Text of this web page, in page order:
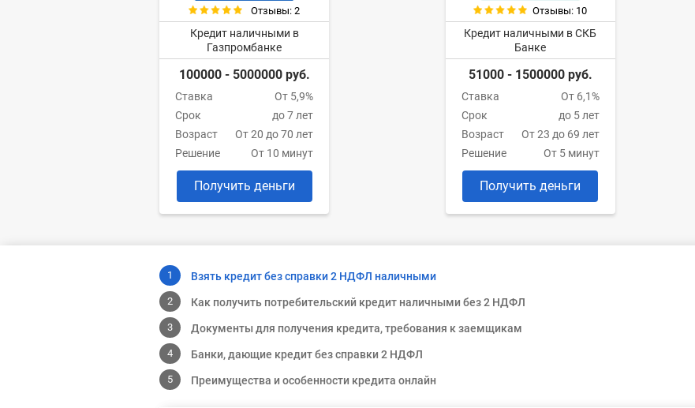
Отзывы: 2
Кредит наличными в
Газпромбанке
100000 - 5000000 руб.
Ставка
От 5,9%
Срок
до 7 лет
Возраст
От 20 до 70 лет
Решение
От 10 минут
Получить деньги
Отзывы: 10
Кредит наличными в СКБ
Банке
51000 - 1500000 руб.
Ставка
От 6,1%
Срок
до 5 лет
Возраст
От 23 до 69 лет
Решение
От 5 минут
Получить деньги
Взять кредит без справки 2 НДФЛ наличными
Как получить потребительский кредит наличными без 2 НДФЛ
Документы для получения кредита, требования к заемщикам
Банки, дающие кредит без справки 2 НДФЛ
Преимущества и особенности кредита онлайн